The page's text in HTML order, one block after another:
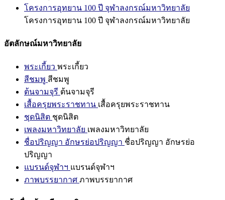
โครงการอุทยาน 100 ปี จุฬาลงกรณ์มหาวิทยาลัย
โครงการอุทยาน 100 ปี จุฬาลงกรณ์มหาวิทยาลัย
อัตลักษณ์มหาวิทยาลัย
พระเกี้ยว พระเกี้ยว
สีชมพู สีชมพู
ต้นจามจุรี ต้นจามจุรี
เสื้อครุยพระราชทาน เสื้อครุยพระราชทาน
ชุดนิสิต ชุดนิสิต
เพลงมหาวิทยาลัย เพลงมหาวิทยาลัย
ชื่อปริญญา อักษรย่อปริญญา ชื่อปริญญา อักษรย่อ
ปริญญา
แบรนด์จุฬาฯ แบรนด์จุฬาฯ
ภาพบรรยากาศ ภาพบรรยากาศ